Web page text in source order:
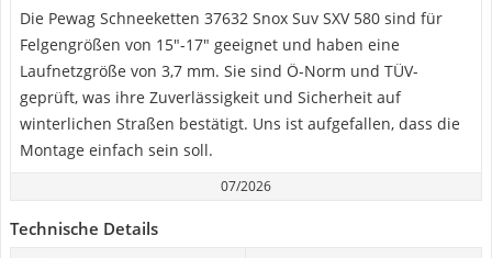
Die Pewag Schneeketten 37632 Snox Suv SXV 580 sind für
Felgengrößen von 15"-17" geeignet und haben eine
Laufnetzgröße von 3,7 mm. Sie sind Ö-Norm und TÜV-
geprüft, was ihre Zuverlässigkeit und Sicherheit auf
winterlichen Straßen bestätigt. Uns ist aufgefallen, dass die
Montage einfach sein soll.
07/2026
Technische Details